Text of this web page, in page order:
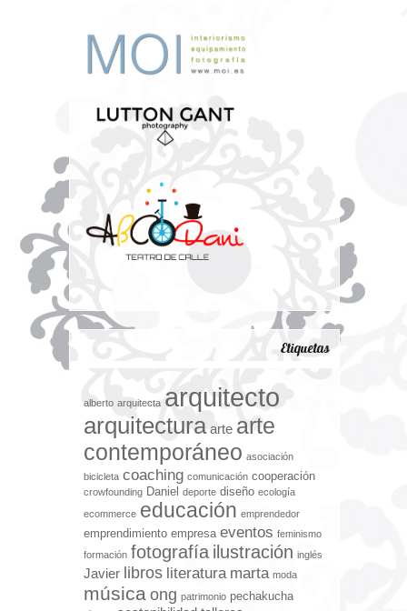
Etiquetas
alberto arquitecta arquitecto
arquitectura arte arte
contemporáneo asociación
bicicleta coaching comunicación cooperación
crowfounding Daniel deporte diseño ecología
ecommerce educación emprendedor
emprendimiento empresa eventos feminismo
formación fotografía ilustración inglés
Javier libros literatura marta moda
músicaong patrimonio pechakucha